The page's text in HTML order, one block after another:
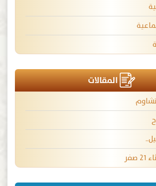
المقالات